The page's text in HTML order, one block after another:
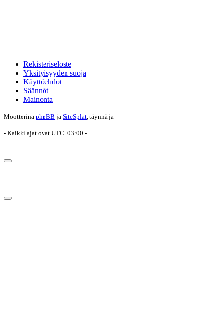
Rekisteriseloste
Yksityisyyden suoja
Käyttöehdot
Säännöt
Mainonta
Moottorina phpBB ja SiteSplat , täynnä ja
- Kaikki ajat ovat UTC+03:00 -